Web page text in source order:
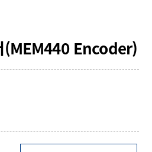
(MEM440 Encoder)